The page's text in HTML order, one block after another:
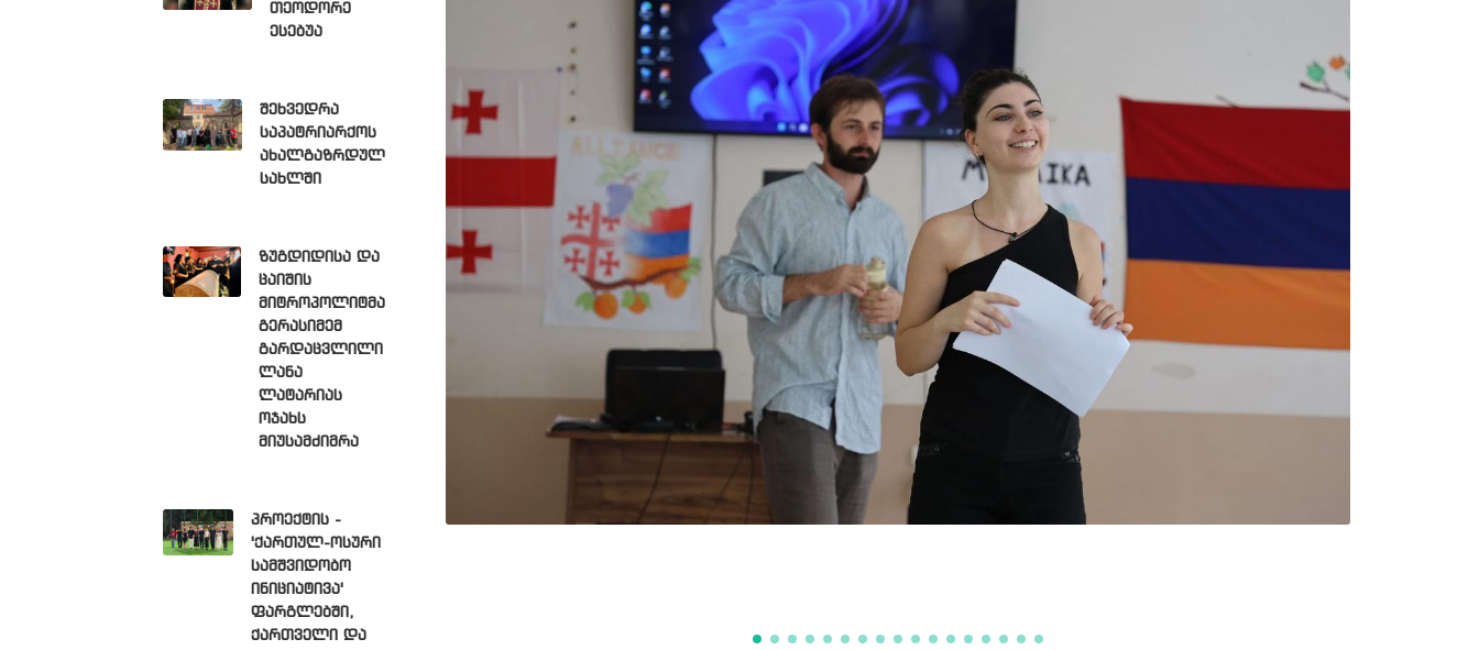
თეოდორე
ესებუა
შეხვედრა
საპატრიარქოს
ახალგაზრდულ
სახლში
ზუგდიდისა და
ცაიშის
მიტროპოლიტმა
გერასიმემ
გარდაცვლილი
ლანა
ლატარიას
ოჯახს
მიუსამძიმრა
პროექტის -
'ქართულ-ოსური
სამშვიდობო
ინიციატივა'
ფარგლებში,
ქართველი და